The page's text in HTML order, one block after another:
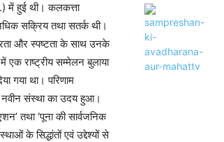
में हुई थी। कलकत्ता
सक्रिय तथा सतर्क थी।
और स्पष्टता के साथ उनके
एक राष्ट्रीय सम्मेलन बुलाया
गया था। परिणाम
नवीन संस्था का उदय हुआ।
तथा ‘पूना की सार्वजनिक
के सिद्धांतों एवं उद्देश्यों से